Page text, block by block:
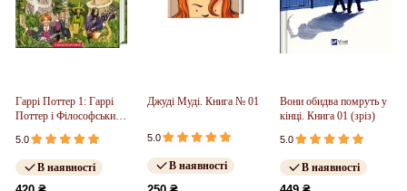
Гаррі Поттер 1: Гаррі
Поттер і Філософський
камінь
5.0
В наявності
Джуді Муді. Книга № 01
5.0
В наявності
Вони обидва помруть у
кінці. Книга 01 (зріз)
5.0
В наявності